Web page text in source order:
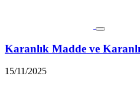
Karanlık Madde ve
15/11/2025